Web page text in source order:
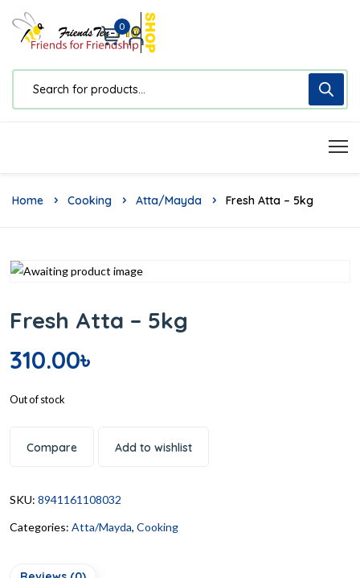
0
Home Cooking Atta/Mayda Fresh Atta – 5kg
Fresh Atta – 5kg
310.00৳
Out of stock
Compare Add to wishlist
SKU: 8941161108032
Categories: Atta/Mayda, Cooking